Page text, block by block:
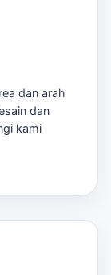
custom,
pengiriman
Jika
balon gate
brief tetap
akses
dan arah
dan
kami